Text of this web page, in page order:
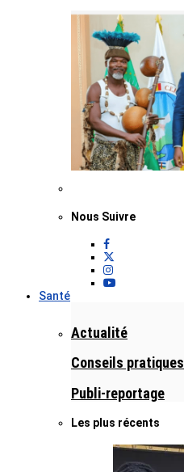
Nous Suivre
Santé
Actualité
Conseils pratiques
Publi-reportage
Les plus récents